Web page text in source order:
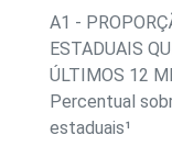
A1 -
ESTADUAIS
ÚLTIMOS 12
Percentual
estaduais¹